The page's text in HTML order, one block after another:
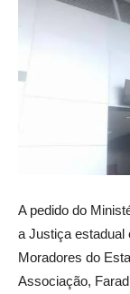
A pedido do
a Justiça estadual
Moradores do
Associação,